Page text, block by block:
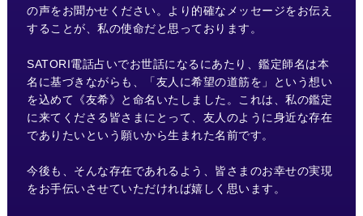
の声をお聞かせください。より的確なメッセージをお伝え
することが、私の使命だと思っております。
SATORI電話占いでお世話になるにあたり、鑑定師名は本
名に基づきながらも、「友人に希望の道筋を」という想い
を込めて《友希》と命名いたしました。これは、私の鑑定
に来てくださる皆さまにとって、友人のように身近な存在
でありたいという願いから生まれた名前です。
今後も、そんな存在であれるよう、皆さまのお幸せの実現
をお手伝いさせていただければ嬉しく思います。